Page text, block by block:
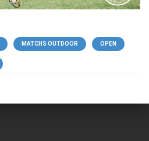
MATCHS OUTDOOR OPEN